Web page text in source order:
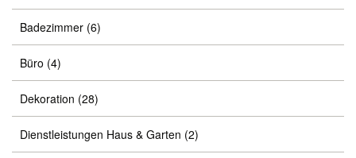
Badezimmer (6)
Büro (4)
Dekoration (28)
Dienstleistungen Haus & Garten (2)